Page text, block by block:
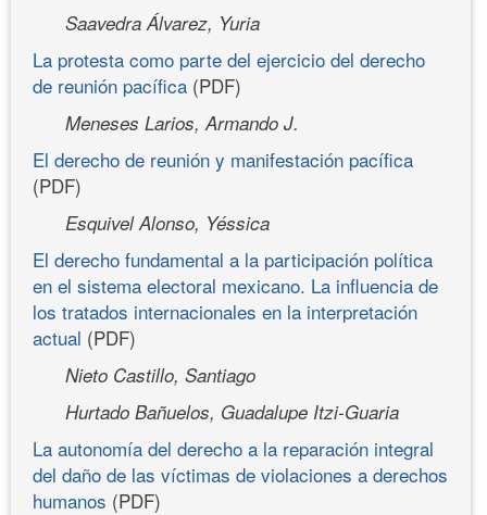
Saavedra Álvarez, Yuria
La protesta como parte del ejercicio del derecho
de reunión pacífica (PDF)
Meneses Larios, Armando J.
El derecho de reunión y manifestación pacífica
(PDF)
Esquivel Alonso, Yéssica
El derecho fundamental a la participación política
en el sistema electoral mexicano. La influencia de
los tratados internacionales en la interpretación
actual (PDF)
Nieto Castillo, Santiago
Hurtado Bañuelos, Guadalupe Itzi-Guaria
La autonomía del derecho a la reparación integral
del daño de las víctimas de violaciones a derechos
humanos (PDF)